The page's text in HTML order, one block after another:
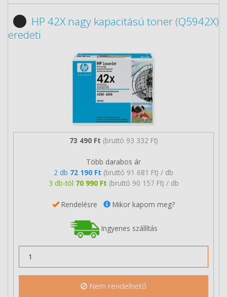
HP 42X nagy kapacitású toner (Q5942X)
eredeti
73 490 Ft (bruttó 93 332 Ft)
Több darabos ár
2 db 72 190 Ft (bruttó 91 681 Ft) / db
3 db-tól 70 990 Ft (bruttó 90 157 Ft) / db
Rendelésre Mikor kapom meg?
Ingyenes szállítás
Nem rendelhető